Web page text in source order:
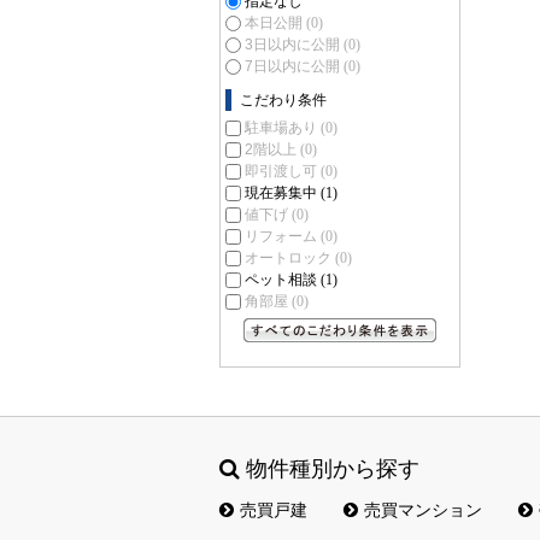
本日公開 (0)
3日以内に公開 (0)
7日以内に公開 (0)
こだわり条件
駐車場あり (0)
2階以上 (0)
即引渡し可 (0)
現在募集中 (1)
値下げ (0)
リフォーム (0)
オートロック (0)
ペット相談 (1)
角部屋 (0)
物件種別から探す
売買戸建 売買マンション